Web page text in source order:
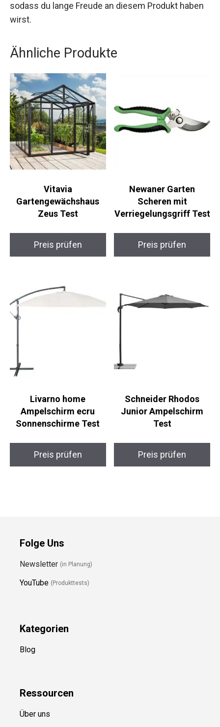
sodass du lange Freude an diesem Produkt haben
wirst.
Ähnliche Produkte
Vitavia
Gartengewächshaus
Zeus Test
Preis prüfen
Newaner Garten
Scheren mit
Verriegelungsgriff Test
Preis prüfen
Livarno home
Ampelschirm ecru
Sonnenschirme Test
Preis prüfen
Schneider Rhodos
Junior Ampelschirm
Test
Preis prüfen
Folge Uns
Newsletter (in Planung)
YouTube (Produkttests)
Kategorien
Blog
Ressourcen
Über uns